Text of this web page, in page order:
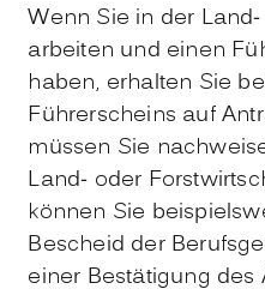
Wenn Sie in der
arbeiten und einen
haben, erhalten Sie
Führerscheins auf
müssen Sie
Land- oder
können Sie
Bescheid der Berufsge
einer Bestätigung des